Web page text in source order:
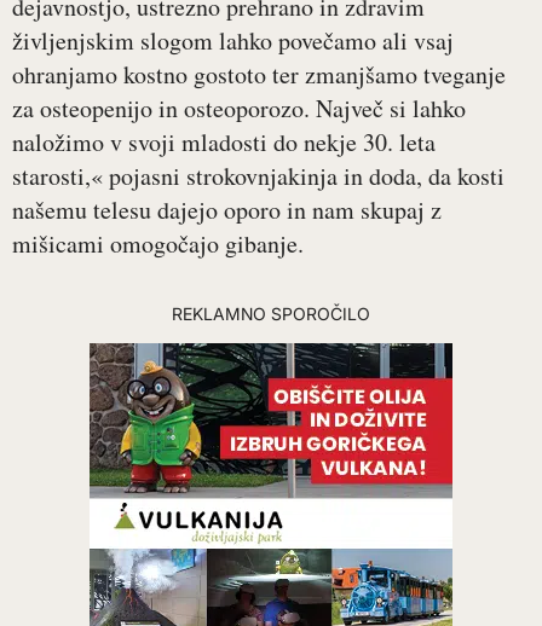
življenjskim slogom lahko povečamo ali vsaj
ohranjamo kostno gostoto ter zmanjšamo tveganje
za osteopenijo in osteoporozo. Največ si lahko
naložimo v svoji mladosti do nekje 30. leta
starosti,« pojasni strokovnjakinja in doda, da kosti
našemu telesu dajejo oporo in nam skupaj z
mišicami omogočajo gibanje.
REKLAMNO SPOROČILO